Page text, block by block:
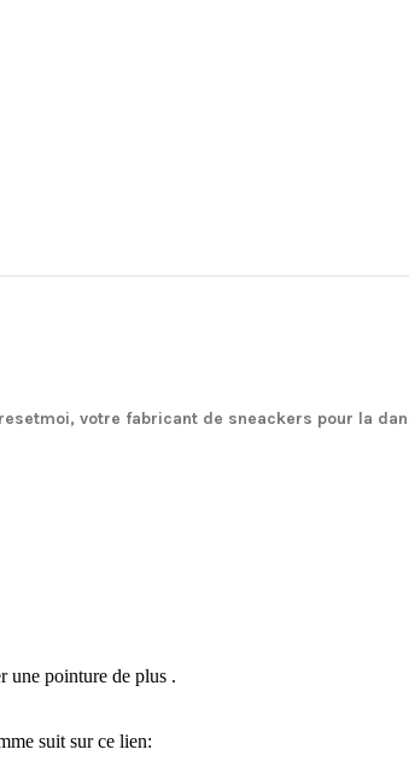
votre fabricant de sneackers pour la
une pointure de plus .
suit sur ce lien: